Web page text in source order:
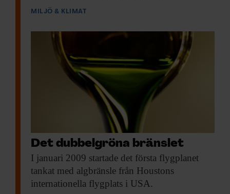
MILJÖ & KLIMAT
Det dubbelgröna bränslet
I januari 2009 startade det första flygplanet
tankat med algbränsle från Houstons
internationella flygplats i USA.